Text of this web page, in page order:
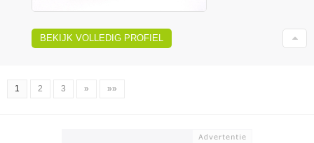
BEKIJK VOLLEDIG PROFIEL
1 2 3 » »»